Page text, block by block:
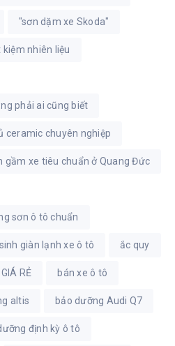
"sơn dặm xe Skoda"
nhiên liệu
phải ai cũng biết
ceramic chuyên nghiệp
gầm xe tiêu chuẩn ở Quang Đức
sơn ô tô chuẩn
giàn lạnh xe ô tô ắc quy
RẺ bán xe ô tô
altis bảo dưỡng Audi Q7
định kỳ ô tô